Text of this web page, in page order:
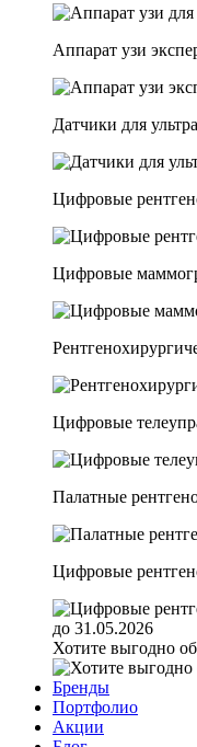
Аппарат узи
Датчики для
Цифровые
Цифровые
Цифровые
Палатные
Цифровые
до 31.05.2026
Хотите выгодно
Бренды
Портфолио
Акции